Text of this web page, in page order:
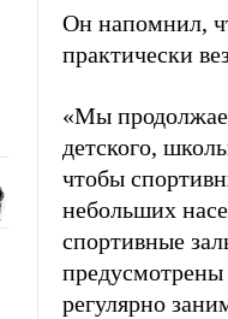
Он напомнил,
практически
«Мы
детского,
чтобы
небольших
спортивные
предусмотрены
регулярно